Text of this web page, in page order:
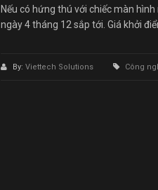
Nếu có hứng thú với chiếc màn
ngày 4 tháng 12 sắp tới. Giá khởi
By: Viettech Solutions Công